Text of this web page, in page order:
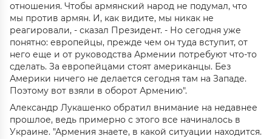
отношения. Чтобы армянский народ не подумал, что
мы против армян. И, как видите, мы никак не
реагировали, - сказал Президент. - Но сегодня уже
понятно: европейцы, прежде чем он туда вступит, от
него еще и от руководства Армении потребуют что-то
сделать. За европейцами стоят американцы. Без
Америки ничего не делается сегодня там на Западе.
Поэтому вот взяли в оборот Армению".
Александр Лукашенко обратил внимание на недавнее
прошлое, ведь примерно с этого все начиналось в
Украине. "Армения знаете, в какой ситуации находится.